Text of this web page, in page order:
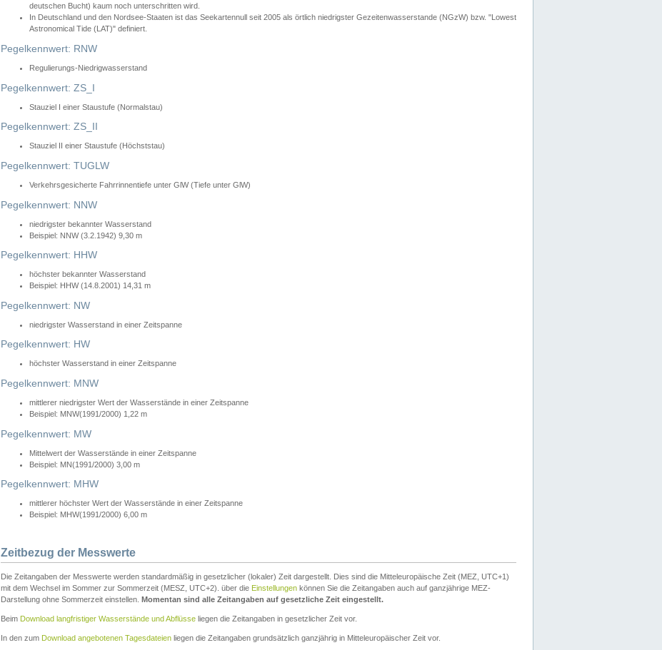
deutschen Bucht) kaum noch unterschritten wird.
In Deutschland und den Nordsee-Staaten ist das Seekartennull seit 2005 als örtlich niedrigster Gezeitenwasserstande (NGzW) bzw. "Lowest
Astronomical Tide (LAT)" definiert.
Pegelkennwert: RNW
Regulierungs-Niedrigwasserstand
Pegelkennwert: ZS_I
Stauziel I einer Staustufe (Normalstau)
Pegelkennwert: ZS_II
Stauziel II einer Staustufe (Höchststau)
Pegelkennwert: TUGLW
Verkehrsgesicherte Fahrrinnentiefe unter GlW (Tiefe unter GlW)
Pegelkennwert: NNW
niedrigster bekannter Wasserstand
Beispiel: NNW (3.2.1942) 9,30 m
Pegelkennwert: HHW
höchster bekannter Wasserstand
Beispiel: HHW (14.8.2001) 14,31 m
Pegelkennwert: NW
niedrigster Wasserstand in einer Zeitspanne
Pegelkennwert: HW
höchster Wasserstand in einer Zeitspanne
Pegelkennwert: MNW
mittlerer niedrigster Wert der Wasserstände in einer Zeitspanne
Beispiel: MNW(1991/2000) 1,22 m
Pegelkennwert: MW
Mittelwert der Wasserstände in einer Zeitspanne
Beispiel: MN(1991/2000) 3,00 m
Pegelkennwert: MHW
mittlerer höchster Wert der Wasserstände in einer Zeitspanne
Beispiel: MHW(1991/2000) 6,00 m
Zeitbezug der Messwerte
Die Zeitangaben der Messwerte werden standardmäßig in gesetzlicher (lokaler) Zeit dargestellt. Dies sind die Mitteleuropäische Zeit (MEZ, UTC+1)
mit dem Wechsel im Sommer zur Sommerzeit (MESZ, UTC+2). über die Einstellungen können Sie die Zeitangaben auch auf ganzjährige MEZ-
Darstellung ohne Sommerzeit einstellen. Momentan sind alle Zeitangaben auf gesetzliche Zeit eingestellt.
Beim Download langfristiger Wasserstände und Abflüsse liegen die Zeitangaben in gesetzlicher Zeit vor.
In den zum Download angebotenen Tagesdateien liegen die Zeitangaben grundsätzlich ganzjährig in Mitteleuropäischer Zeit vor.